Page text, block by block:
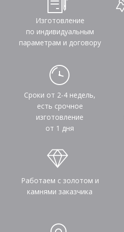
Изготовление
по индивидуальным
параметрам и договору
Сроки от 2-4 недель,
есть срочное
изготовление
от 1 дня
Работаем с золотом и
камнями заказчика